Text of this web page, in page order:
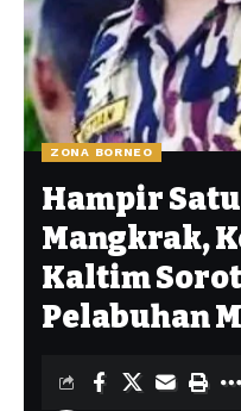
ZONA BORNEO
Hampir
Mangkrak,
Kaltim
Pelabuhan